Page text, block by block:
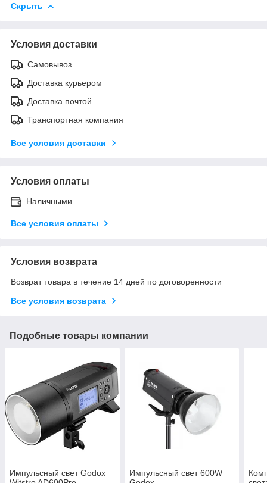
Скрыть
Условия доставки
Самовывоз
Доставка курьером
Доставка почтой
Транспортная компания
Все условия доставки
Условия оплаты
Наличными
Все условия оплаты
Условия возврата
Возврат товара в течение 14 дней по договоренности
Все условия возврата
Подобные товары компании
Импульсный свет Godox
Импульсный свет 600W